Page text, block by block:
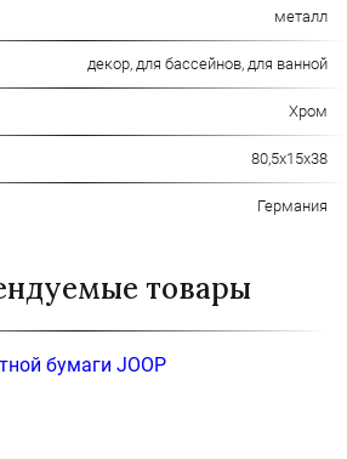
металл
декор, для бассейнов, для ванной
Хром
80,5х15х38
Германия
товары